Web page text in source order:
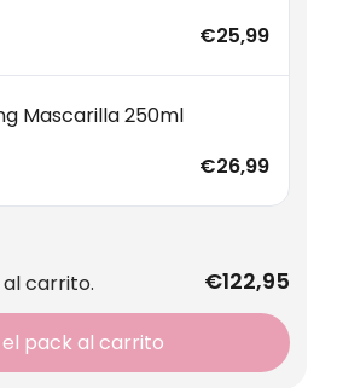
€25,99
Mascarilla 250ml
€26,99
carrito.
€122,95
pack al carrito